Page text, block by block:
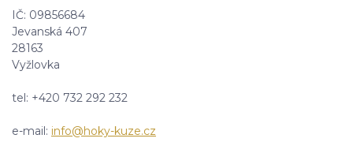
IČ: 09856684
Jevanská 407
28163
Vyžlovka
tel: +420 732 292 232
e-mail: info@hoky-kuze.cz